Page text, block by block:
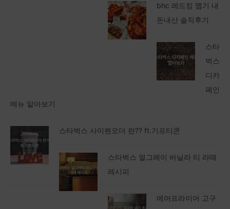
bhc 레드킹 맵기 내
돈내산 솔직후기
스타
벅스
디카
페인
메뉴 알아보기
스타벅스 사이렌오더 란?? ft.기프티콘
스타벅스 얼그레이 바닐라 티 라떼
레시피
에어프라이어 고구